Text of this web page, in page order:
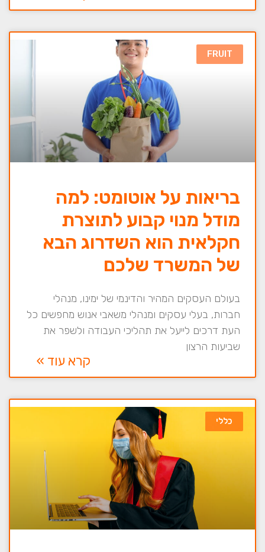
FRUIT
בריאות על אוטומט: למה
מודל מנוי קבוע לתוצרת
חקלאית הוא השדרוג הבא
של המשרד שלכם
בעולם העסקים המהיר והדינמי של ימינו, מנהלי
חברות, בעלי עסקים ומנהלי משאבי אנוש מחפשים כל
העת דרכים לייעל את תהליכי העבודה ולשפר את
שביעות הרצון
קרא עוד »
כללי